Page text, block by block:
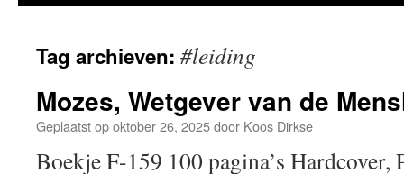
Tag archieven: #leiding
Mozes, Wetgever van de
Geplaatst opoktober 26, 2025door Koos Dirkse
Boekje F-159 100 pagina’s Hardcover,